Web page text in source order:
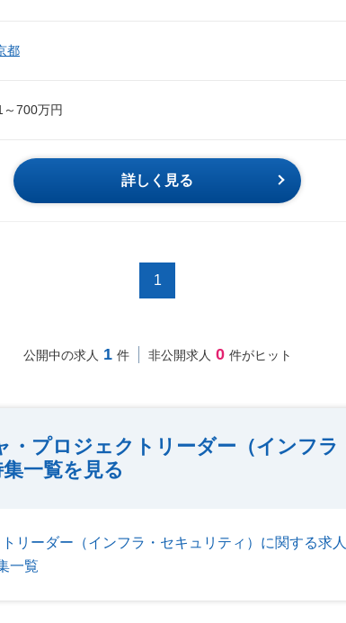
都
～700万円
詳しく見る
1
公開中の求人 1 件 非公開求人 0 件がヒット
・プロジェクトリーダー（インフ
一覧を見る
リーダー（インフラ・セキュリティ）に関する求
一覧